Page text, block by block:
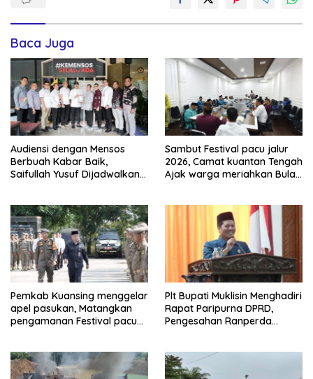
Baca Juga
Audiensi dengan Mensos
Berbuah Kabar Baik,
Saifullah Yusuf Dijadwalkan
Kuansing
Sambut Festival pacu jalur
2026, Camat kuantan Tengah
Ajak warga meriahkan Bulan
Pemkab Kuansing menggelar
apel pasukan, Matangkan
pengamanan Festival pacu
Plt Bupati Muklisin Menghadiri
Rapat Paripurna DPRD,
Pengesahan Ranperda